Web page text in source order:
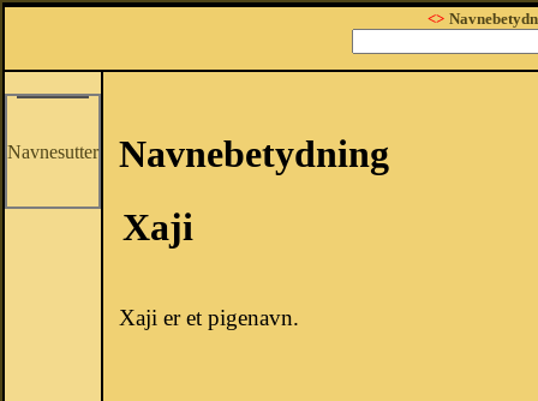
<>
Navnesutter
Navnebetydning
Xaji
Xaji er et pigenavn.